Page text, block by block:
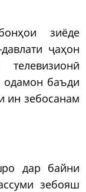
зиёде
ҷаҳон
баъди
зебосанам
дар байни
зебояш